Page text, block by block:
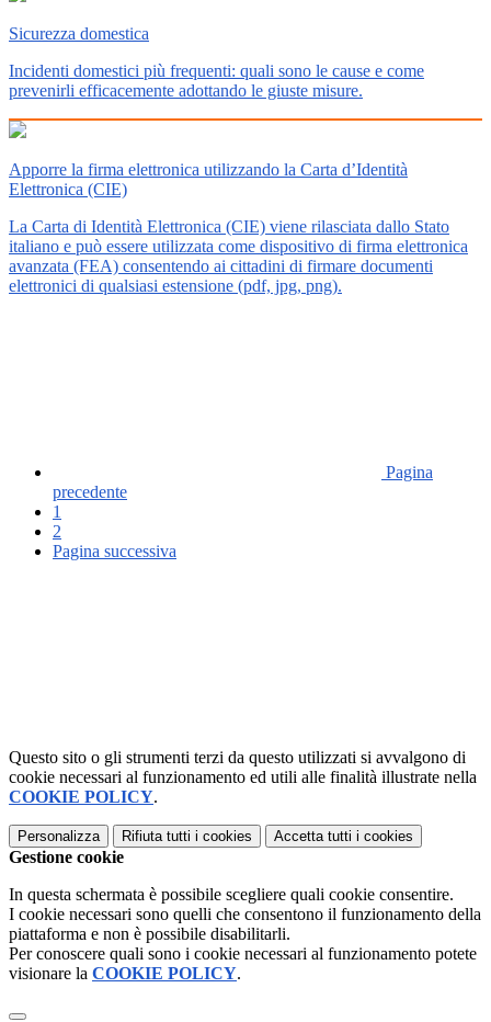
Sicurezza domestica
Incidenti domestici più frequenti: quali sono le cause e come
prevenirli efficacemente adottando le giuste misure.
Apporre la firma elettronica utilizzando la Carta d’Identità
Elettronica (CIE)
La Carta di Identità Elettronica (CIE) viene rilasciata dallo Stato
italiano e può essere utilizzata come dispositivo di firma elettronica
avanzata (FEA) consentendo ai cittadini di firmare documenti
elettronici di qualsiasi estensione (pdf, jpg, png).
Pagina
precedente
1
2
Pagina successiva
Questo sito o gli strumenti terzi da questo utilizzati si avvalgono di
cookie necessari al funzionamento ed utili alle finalità illustrate nella
COOKIE POLICY.
Personalizza Rifiuta tutti i cookies Accetta tutti i cookies
Gestione cookie
In questa schermata è possibile scegliere quali cookie consentire.
I cookie necessari sono quelli che consentono il funzionamento della
piattaforma e non è possibile disabilitarli.
Per conoscere quali sono i cookie necessari al funzionamento potete
visionare la COOKIE POLICY.